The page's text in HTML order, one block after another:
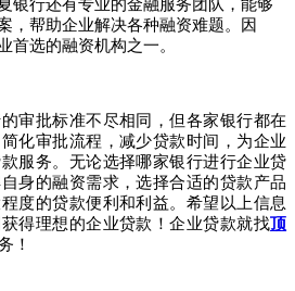
银行还有专业的金融服务团队，能够
，帮助企业解决各种融资难题。因
首选的融资机构之一。
审批标准不尽相同，但各家银行都在
化审批流程，减少贷款时间，为企业
服务。无论选择哪家银行进行企业贷
身的融资需求，选择合适的贷款产品
度的贷款便利和利益。希望以上信息
得理想的企业贷款！企业贷款就找顶
！